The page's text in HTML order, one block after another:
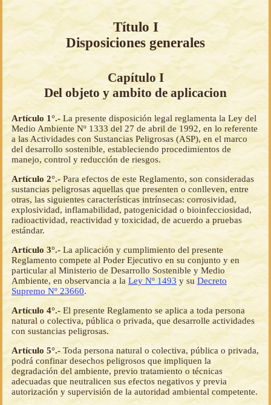
Título I
Disposiciones generales
Capítulo I
Del objeto y ambito de aplicacion
Artículo 1°.- La presente disposición legal reglamenta la Ley del
Medio Ambiente Nº 1333 del 27 de abril de 1992, en lo referente
a las Actividades con Sustancias Peligrosas (ASP), en el marco
del desarrollo sostenible, estableciendo procedimientos de
manejo, control y reducción de riesgos.
Artículo 2°.- Para efectos de este Reglamento, son consideradas
sustancias peligrosas aquellas que presenten o conlleven, entre
otras, las siguientes características intrínsecas: corrosividad,
explosividad, inflamabilidad, patogenicidad o bioinfecciosidad,
radioactividad, reactividad y toxicidad, de acuerdo a pruebas
estándar.
Artículo 3°.- La aplicación y cumplimiento del presente
Reglamento compete al Poder Ejecutivo en su conjunto y en
particular al Ministerio de Desarrollo Sostenible y Medio
Ambiente, en observancia a la Ley Nº 1493 y su Decreto
Supremo Nº 23660.
Artículo 4°.- El presente Reglamento se aplica a toda persona
natural o colectiva, pública o privada, que desarrolle actividades
con sustancias peligrosas.
Artículo 5°.- Toda persona natural o colectiva, pública o privada,
podrá confinar desechos peligrosos que impliquen la
degradación del ambiente, previo tratamiento o técnicas
adecuadas que neutralicen sus efectos negativos y previa
autorización y supervisión de la autoridad ambiental competente.